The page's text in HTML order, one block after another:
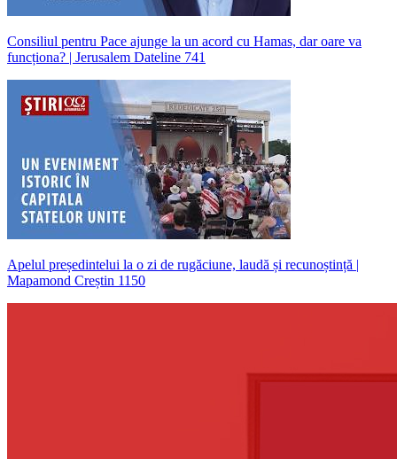
Consiliul pentru Pace ajunge la un acord cu Hamas, dar oare va
funcționa? | Jerusalem Dateline 741
Apelul președintelui la o zi de rugăciune, laudă și recunoștință |
Mapamond Creștin 1150